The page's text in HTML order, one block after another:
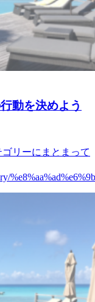
動を決めよう
リーにまとまって